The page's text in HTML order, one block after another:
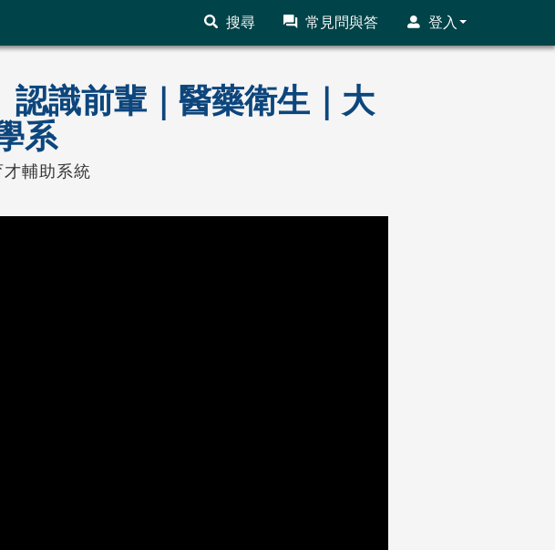
搜尋 常見問與答 登入
認識前輩｜醫藥衛生｜大
系
輔助系統